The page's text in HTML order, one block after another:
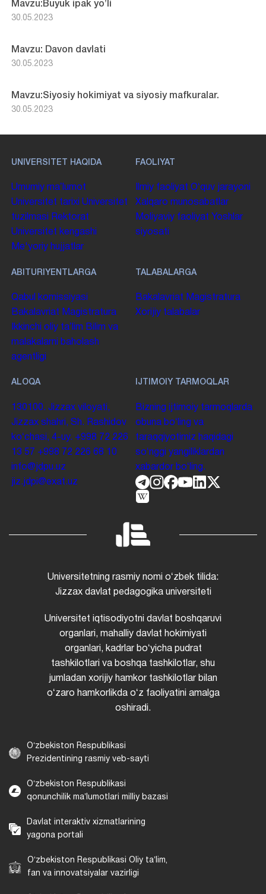
Mavzu:Buyuk ipak yo’li
30.05.2023
Mavzu: Davon davlati
30.05.2023
Mavzu:Siyosiy hokimiyat va siyosiy mafkuralar.
30.05.2023
UNIVERSITET HAQIDA
Umumiy maʼlumot
Universitet tarixi Universitet
tuzilmasi
Rektorat
Universitet kengashi
Me'yoriy hujjatlar
FAOLIYAT
Ilmiy faoliyat Oʻquv jarayoni
Xalqaro munosabatlar
Moliyaviy faoliyat Yoshlar
siyosati
ABITURIYENTLARGA
Qabul komissiyasi
Bakalavriat Magistratura
Ikkinchi oliy taʼlim Bilim va
malakalarni baholash
agentligi
TALABALARGA
Bakalavriat Magistratura
Xorijiy talabalar
ALOQA
130100. Jizzax viloyati,
Jizzax shahri, Sh. Rashidov
koʻchasi, 4-uy. +998 72 226
13 57 +998 72 226 68 10
info@jdpu.uz
jiz.jdpi@exat.uz
IJTIMOIY TARMOQLAR
Bizning ijtimoiy tarmoqlarda
obuna boʻling va
taraqqiyotimiz haqidagi
soʻnggi yangiliklardan
xabardor boʻling.
Universitetning rasmiy nomi oʻzbek tilida:
Jizzax davlat pedagogika universiteti
Universitet iqtisodiyotni davlat boshqaruvi
organlari, mahalliy davlat hokimiyati
organlari, kadrlar boʻyicha pudrat
tashkilotlari va boshqa tashkilotlar, shu
jumladan xorijiy hamkor tashkilotlar bilan
oʻzaro hamkorlikda oʻz faoliyatini amalga
oshiradi.
Oʻzbekiston Respublikasi
Prezidentining rasmiy veb-sayti
Oʻzbekiston Respublikasi
qonunchilik maʼlumotlari milliy bazasi
Davlat interaktiv xizmatlarining
yagona portali
Oʻzbekiston Respublikasi Oliy taʼlim,
fan va innovatsiyalar vazirligi